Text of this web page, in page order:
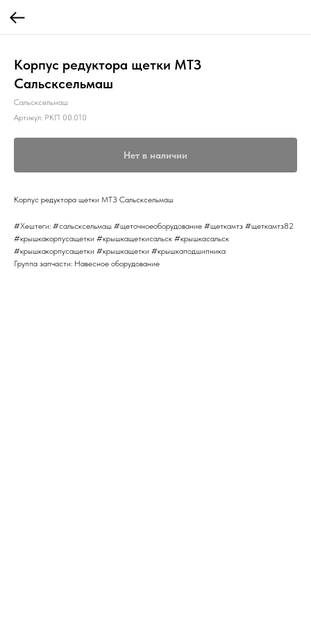
Корпус редуктора щетки МТЗ
Сальсксельмаш
Сальсксельмаш
Артикул: РКП 00.010
Нет в наличии
Корпус редуктора щетки МТЗ Сальсксельмаш
#Хештеги: #сальсксельмаш #щеточноеоборудование #щеткамтз #щеткамтз82
#крышкакорпусащетки #крышкащеткисальск #крышкасальск
#крышкакорпусащетки #крышкащетки #крышкаподшипника
Группа запчасти: Навесное оборудование